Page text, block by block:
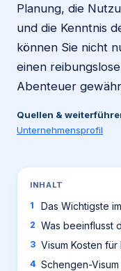
Planung, die
und die Kenntnis
können Sie nicht
einen
Abenteuer
Quellen &
Unternehmensprofil
INHALT
Das Wichtigste
Was beeinflusst
Visum Kosten
Schengen-